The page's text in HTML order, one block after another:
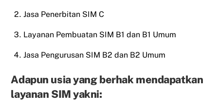
Jasa Penerbitan SIM C
Layanan Pembuatan SIM B1 dan B1 Umum
Jasa Pengurusan SIM B2 dan B2 Umum
Adapun usia yang berhak mendapatkan
layanan SIM yakni: